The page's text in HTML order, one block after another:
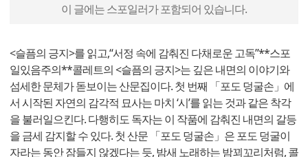
이 글에는 스포일러가 포함되어 있습니다.
<슬픔의 긍지>를 읽고,“서정 속에 감춰진 다채로운 고독”**스포
일있음주의**콜레트의<슬픔의 긍지>는 깊은 내면의 이야기와
섬세한 문체가 돋보이는 산문집이다. 첫 번째 「포도 덩굴손」에
서 시작된 자연의 감각적 묘사는 마치 ‘시’를 읽는 것과 같은 착각
을 불러일으킨다. 다행히도 독자는 이 작품에 감춰진 내면의 갈등
을 금세 감지할 수 있다. 첫 산문 「포도 덩굴손」은 포도 덩굴이
자라는 동안 잠들지 않겠다는 듯, 밤새 노래하는 밤꾀꼬리처럼, 콜